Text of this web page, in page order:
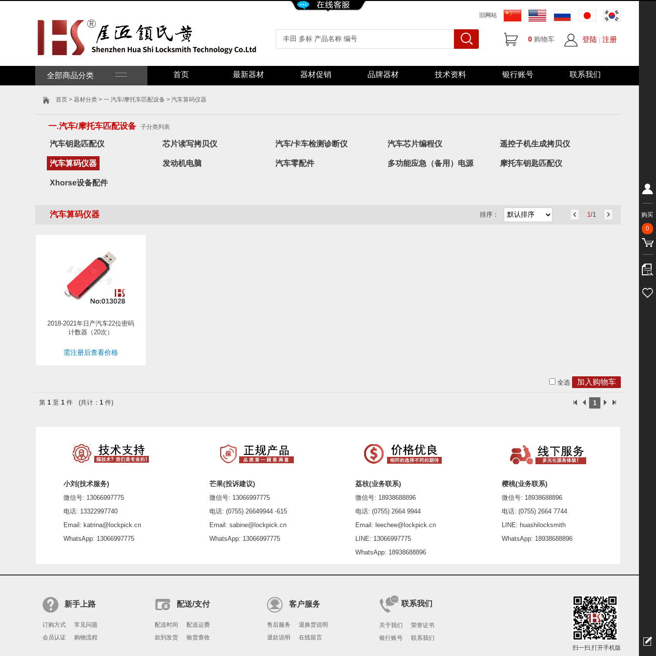
旧网站
0 购物车 登陆 注册
全部商品分类 首页 最新器材 器材促销 品牌器材 技术资料 银行账号 联系我们
首页 > 器材分类 > 一.汽车/摩托车匹配设备 > 汽车算码仪器
一.汽车/摩托车匹配设备 子分类列表
汽车钥匙匹配仪 芯片读写拷贝仪 汽车/卡车检测诊断仪 汽车芯片编程仪 遥控子机生成拷贝仪
汽车算码仪器 发动机电脑 汽车零配件 多功能应急（备用）电源 摩托车钥匙匹配仪
Xhorse设备配件
汽车算码仪器 排序： 1/1
2018-2021年日产汽车22位密码
计数器（20次）
需注册后查看价格
全选
第 1 至 1 件 (共计： 1 件) 1
小刘(技术服务)
微信号: 13066997775
电话: 13322997740
Email: katrina@lockpick.cn
WhatsApp: 13066997775
芒果(投诉建议)
微信号: 13066997775
电话: (0755) 26649944 -615
Email: sabine@lockpick.cn
WhatsApp: 13066997775
荔枝(业务联系)
微信号: 18938688896
电话: (0755) 2664 9944
Email: leechee@lockpick.cn
LINE: 13066997775
WhatsApp: 18938688896
樱桃(业务联系)
微信号: 18938688896
电话: (0755) 2664 7744
LINE: huashilocksmith
WhatsApp: 18938688896
新手上路
订购方式
常见问题
会员认证
购物流程
配送/支付
配送时间
配送运费
款到发货
验货查收
客户服务
售后服务
退换货说明
退款说明
在线留言
联系我们
关于我们
荣誉证书
银行账号
联系我们
扫一扫,打开手机版
购买
0